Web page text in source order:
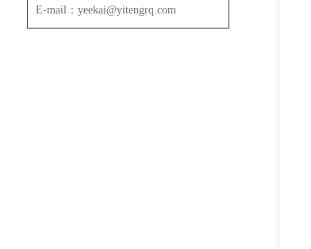
E-mail：yeekai@yitengrq.com